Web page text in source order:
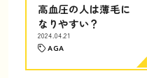
高血圧の人は薄毛に
なりやすい？
2024.04.21
AGA